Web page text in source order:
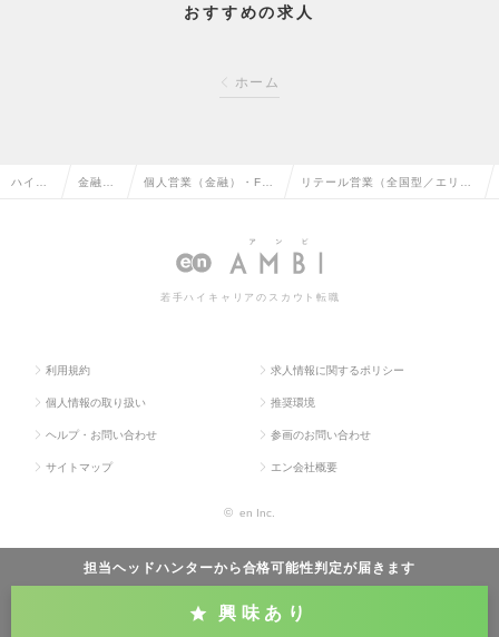
おすすめの求人
ホーム
担当ヘッドハンターから合格可能性判定が届きます
興味あり
ハイク 金融系 個人営業（金融）・FP
ランナー）の転職
リテール営業（全国型／エリア
立系証券の求人情報
若手ハイキャリアのスカウト転職
利用規約 求人情報に関するポリシー
個人情報の取り扱い 推奨環境
ヘルプ・お問い合わせ 参画のお問い合わせ
サイトマップ エン会社概要
© en Inc.